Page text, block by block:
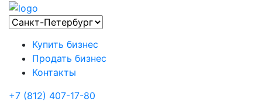
Купить бизнес
Продать бизнес
Контакты
+7 (812) 407-17-80